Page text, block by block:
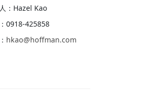
：Hazel Kao
0918-425858
hkao@hoffman.com